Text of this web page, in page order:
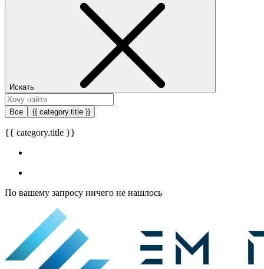
Искать
Все {{ category.title }}
{{ category.title }}
По вашему запросу ничего не нашлось